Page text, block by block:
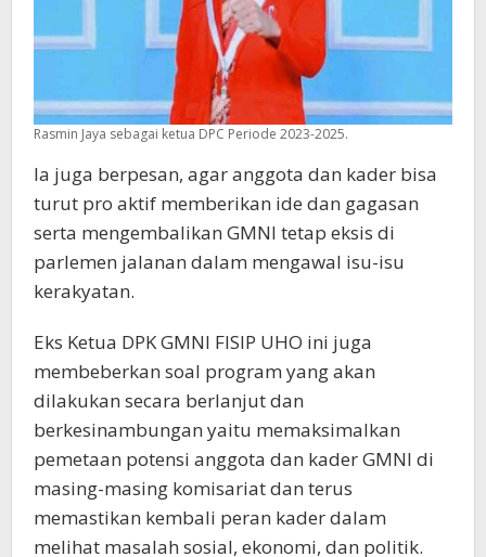
Rasmin Jaya sebagai ketua DPC Periode 2023-2025.
Ia juga berpesan, agar anggota dan kader bisa
turut pro aktif memberikan ide dan gagasan
serta mengembalikan GMNI tetap eksis di
parlemen jalanan dalam mengawal isu-isu
kerakyatan.
Eks Ketua DPK GMNI FISIP UHO ini juga
membeberkan soal program yang akan
dilakukan secara berlanjut dan
berkesinambungan yaitu memaksimalkan
pemetaan potensi anggota dan kader GMNI di
masing-masing komisariat dan terus
memastikan kembali peran kader dalam
melihat masalah sosial, ekonomi, dan politik.